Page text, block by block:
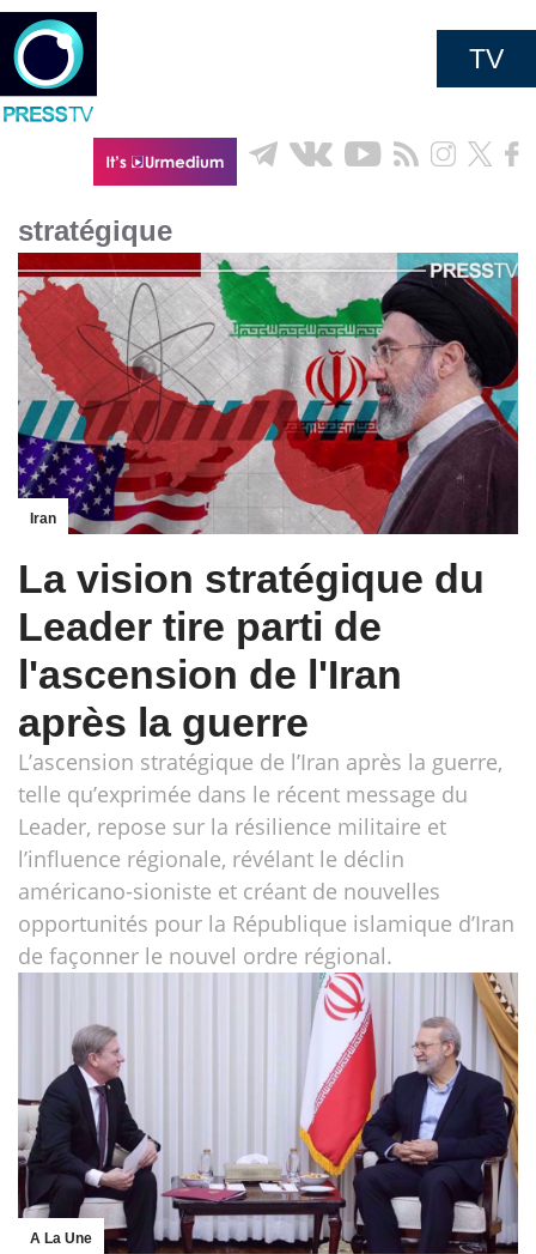
TV
stratégique
Iran
La vision stratégique du
Leader tire parti de
l'ascension de l'Iran
après la guerre
L’ascension stratégique de l’Iran après la guerre,
telle qu’exprimée dans le récent message du
Leader, repose sur la résilience militaire et
l’influence régionale, révélant le déclin
américano-sioniste et créant de nouvelles
opportunités pour la République islamique d’Iran
de façonner le nouvel ordre régional.
A La Une